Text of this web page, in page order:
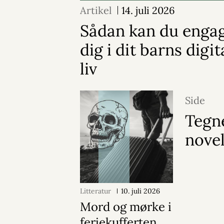
Artikel 14. juli 2026
Sådan kan du
dig i dit barns
liv
Litteratur 10. juli 2026
Mord og mørke i
Side